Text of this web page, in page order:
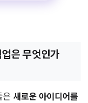
은 무엇인가
은 새로운 아이디어를